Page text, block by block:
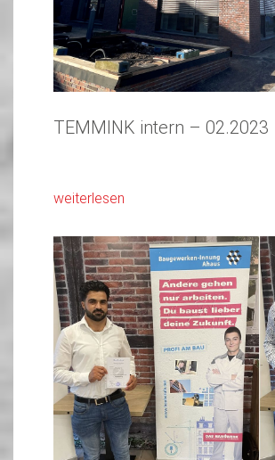
TEMMINK intern – 02.2023
weiterlesen